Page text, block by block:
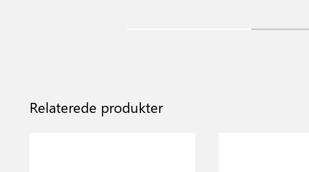
Relaterede produkter